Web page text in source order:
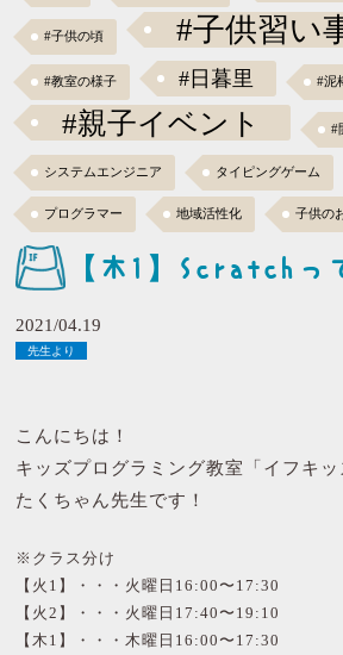
#子供の頃 #子供習い
#教室の様子 #日暮里 #泥
#親子イベント #
システムエンジニア タイピングゲーム
プログラマー 地域活性化 子供の
【木1】Scratchっ
2021/04.19
先生より
こんにちは！
キッズプログラミング教室「イフキッ
たくちゃん先生です！
※クラス分け
【火1】・・・火曜日16:00〜17:30
【火2】・・・火曜日17:40〜19:10
【木1】・・・木曜日16:00〜17:30